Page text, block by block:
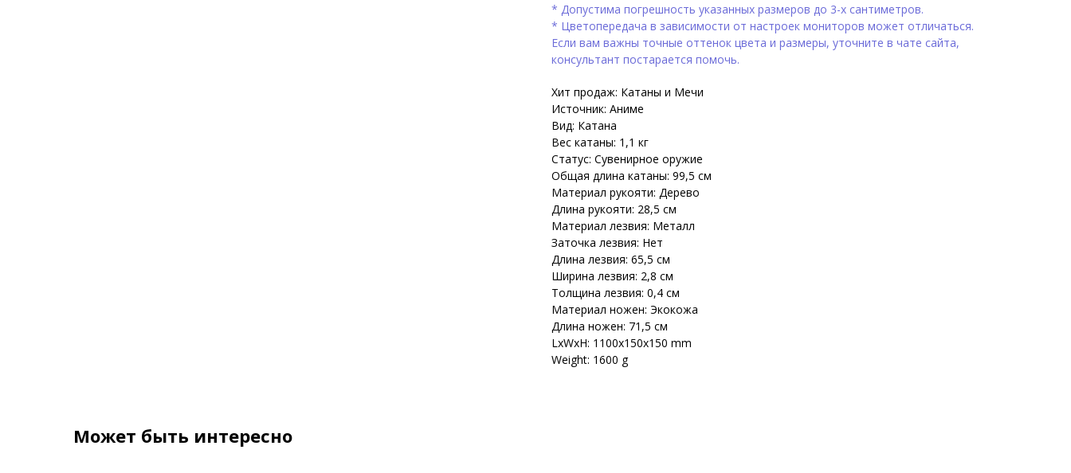
* Допустима погрешность указанных размеров до 3-х сантиметров.
* Цветопередача в зависимости от настроек мониторов может отличаться.
Если вам важны точные оттенок цвета и размеры, уточните в чате сайта,
консультант постарается помочь.
Хит продаж: Катаны и Мечи
Источник: Аниме
Вид: Катана
Вес катаны: 1,1 кг
Статус: Сувенирное оружие
Общая длина катаны: 99,5 см
Материал рукояти: Дерево
Длина рукояти: 28,5 см
Материал лезвия: Металл
Заточка лезвия: Нет
Длина лезвия: 65,5 см
Ширина лезвия: 2,8 см
Толщина лезвия: 0,4 см
Материал ножен: Экокожа
Длина ножен: 71,5 см
LxWxH: 1100x150x150 mm
Weight: 1600 g
Может быть интересно